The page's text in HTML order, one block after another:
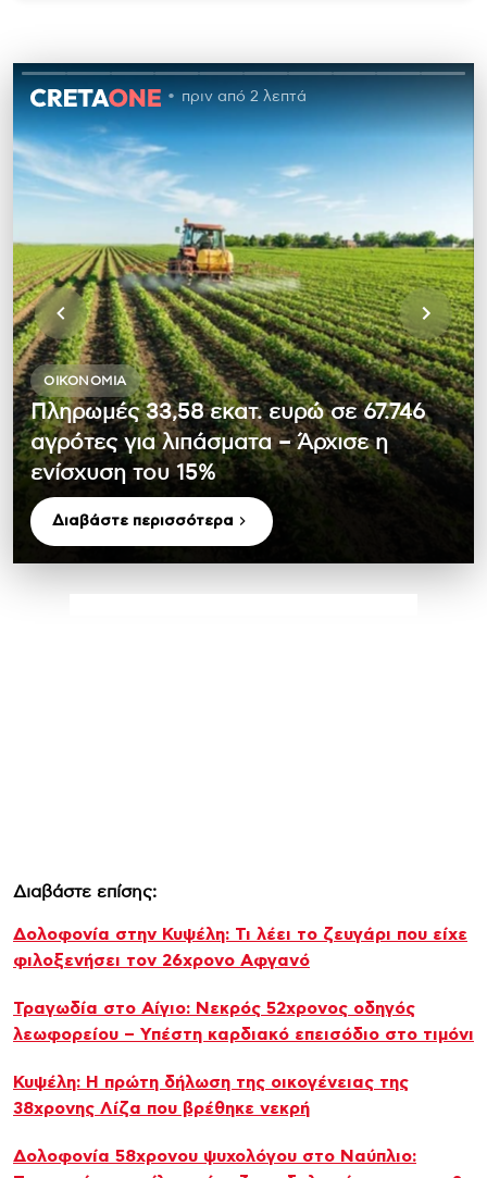
πριν από 2 λεπτά
ΟΙΚΟΝΟΜΊΑ
Πληρωμές 33,58 εκατ. ευρώ σε 67.746
αγρότες για λιπάσματα – Άρχισε η
ενίσχυση του 15%
Διαβάστε περισσότερα
Διαβάστε επίσης:
Δολοφονία στην Κυψέλη: Τι λέει το ζευγάρι που είχε
φιλοξενήσει τον 26χρονο Αφγανό
Τραγωδία στο Αίγιο: Νεκρός 52χρονος οδηγός
λεωφορείου – Υπέστη καρδιακό επεισόδιο στο τιμόνι
Κυψέλη: Η πρώτη δήλωση της οικογένειας της
38χρονης Λίζα που βρέθηκε νεκρή
Δολοφονία 58χρονου ψυχολόγου στο Ναύπλιο: